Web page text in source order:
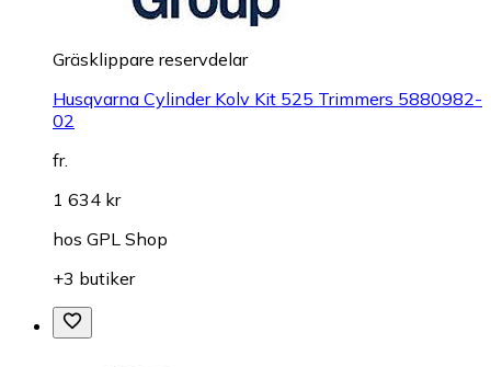
Gräsklippare reservdelar
Husqvarna Cylinder Kolv Kit 525 Trimmers 5880982-
02
fr.
1 634 kr
hos GPL Shop
+3 butiker